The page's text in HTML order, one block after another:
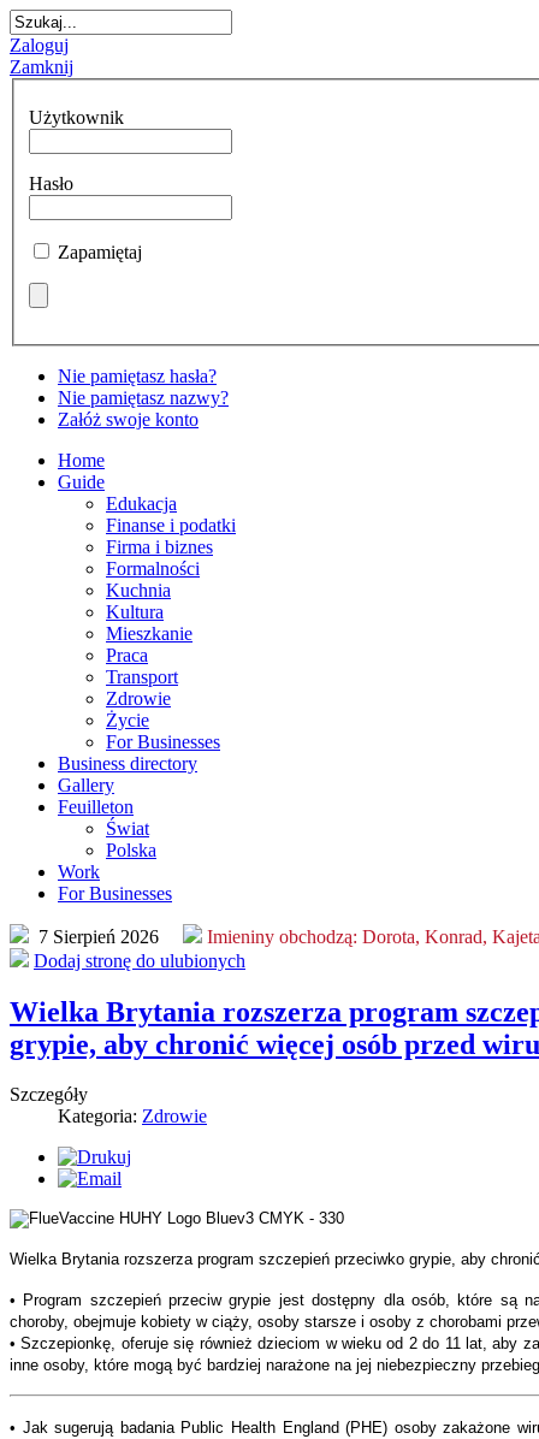
Zaloguj
Zamknij
Użytkownik
Hasło
Zapamiętaj
Nie pamiętasz hasła?
Nie pamiętasz nazwy?
Załóż swoje konto
Home
Guide
Edukacja
Finanse i podatki
Firma i biznes
Formalności
Kuchnia
Kultura
Mieszkanie
Praca
Transport
Zdrowie
Życie
For Businesses
Business directory
Gallery
Feuilleton
Świat
Polska
Work
For Businesses
7 Sierpień 2026 Imieniny obchodzą: Dorota, Konrad,
Dodaj stronę do ulubionych
Wielka Brytania rozszerza program
grypie, aby chronić więcej osób przed
Szczegóły
Kategoria: Zdrowie
Wielka Brytania rozszerza program szczepień przeciwko grypie, aby
• Program szczepień przeciw grypie jest dostępny dla osób, które są
choroby, obejmuje kobiety w ciąży, osoby starsze i osoby z chorobami
• Szczepionkę, oferuje się również dzieciom w wieku od 2 do 11 lat, aby
inne osoby, które mogą być bardziej narażone na jej niebezpieczny przebieg
• Jak sugerują badania Public Health England (PHE) osoby zakażone